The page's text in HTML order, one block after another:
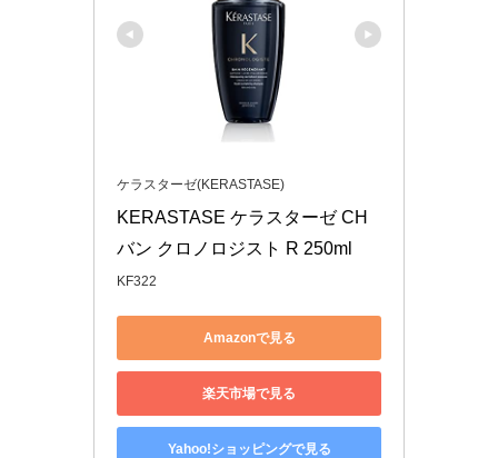
ケラスターゼ(KERASTASE)
KERASTASE ケラスターゼ CH
バン クロノロジスト R 250ml
KF322
Amazonで見る
楽天市場で見る
Yahoo!ショッピングで見る